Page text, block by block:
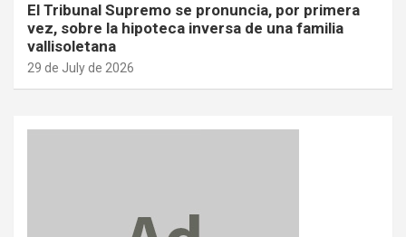
El Tribunal Supremo se pronuncia, por primera
vez, sobre la hipoteca inversa de una familia
vallisoletana
29 de July de 2026